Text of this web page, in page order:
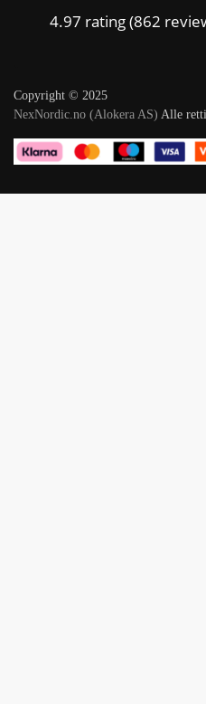
4.97 rating(862
Copyright © 2025
NexNordic.no (Alokera AS) Alle